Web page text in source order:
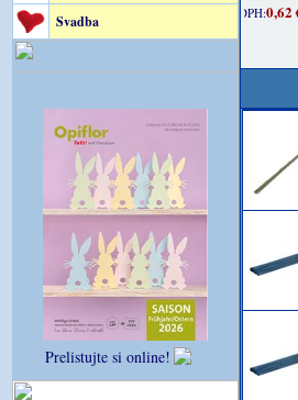
Svadba
Prelistujte si online!